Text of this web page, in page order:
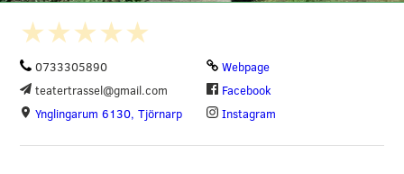
0733305890
teatertrassel@gmail.com
Ynglingarum 6130, Tjörnarp
Webpage
Facebook
Instagram